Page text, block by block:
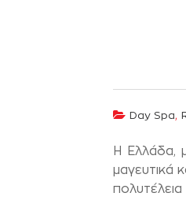
Day Spa,
Η Ελλάδα,
μαγευτικά